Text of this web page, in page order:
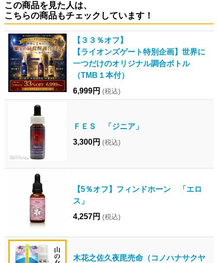
この商品を見た人は、
こちらの商品もチェックしています！
【３３％オフ】
【ライオンズゲート特別企画】世界に
一つだけのオリジナル調合ボトル
（TMB１本付）
6,999円 (税込)
ＦＥＳ 「ジニア」
3,300円 (税込)
【5％オフ】フィンドホーン 「エロ
ス」
4,257円 (税込)
木花之佐久夜毘売命（コノハナサクヤ